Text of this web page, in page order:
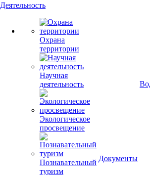
Деятельность
Охрана
территории
Научная
деятельность
Экологическое
просвещение
Познавательный
туризм
Документы